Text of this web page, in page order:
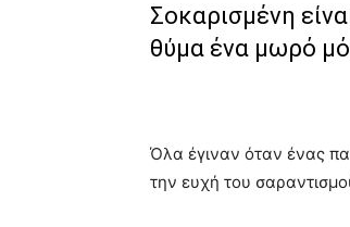
Σοκαρισμένη
θύμα ένα μωρό
Όλα έγιναν όταν ένας
την ευχή του